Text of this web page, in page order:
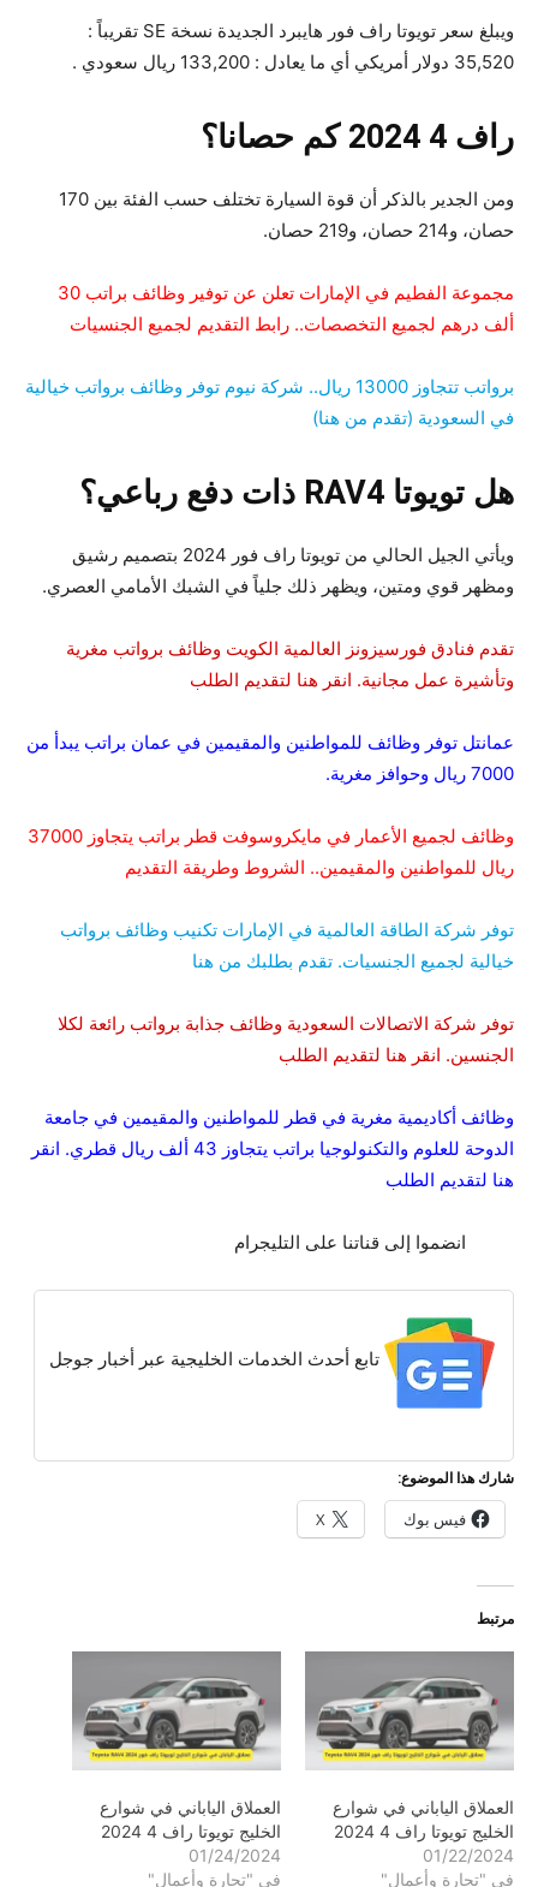
ويبلغ سعر تويوتا راف فور هايبرد الجديدة نسخة SE تقريباً :
35,520 دولار أمريكي أي ما يعادل : 133,200 ريال سعودي .
راف 4 2024 كم حصانا؟
ومن الجدير بالذكر أن قوة السيارة تختلف حسب الفئة بين 170
حصان، و214 حصان، و219 حصان.
مجموعة الفطيم في الإمارات تعلن عن توفير وظائف براتب 30
ألف درهم لجميع التخصصات.. رابط التقديم لجميع الجنسيات
برواتب تتجاوز 13000 ريال.. شركة نيوم توفر وظائف برواتب خيالية
في السعودية (تقدم من هنا)
هل تويوتا RAV4 ذات دفع رباعي؟
ويأتي الجيل الحالي من تويوتا راف فور 2024 بتصميم رشيق
ومظهر قوي ومتين، ويظهر ذلك جلياً في الشبك الأمامي العصري.
تقدم فنادق فورسيزونز العالمية الكويت وظائف برواتب مغرية
وتأشيرة عمل مجانية. انقر هنا لتقديم الطلب
عمانتل توفر وظائف للمواطنين والمقيمين في عمان براتب يبدأ من
7000 ريال وحوافز مغرية.
وظائف لجميع الأعمار في مايكروسوفت قطر براتب يتجاوز 37000
ريال للمواطنين والمقيمين.. الشروط وطريقة التقديم
توفر شركة الطاقة العالمية في الإمارات تكنيب وظائف برواتب
خيالية لجميع الجنسيات. تقدم بطلبك من هنا
توفر شركة الاتصالات السعودية وظائف جذابة برواتب رائعة لكلا
الجنسين. انقر هنا لتقديم الطلب
وظائف أكاديمية مغرية في قطر للمواطنين والمقيمين في جامعة
الدوحة للعلوم والتكنولوجيا براتب يتجاوز 43 ألف ريال قطري. انقر
هنا لتقديم الطلب
انضموا إلى قناتنا على التليجرام
تابع أحدث الخدمات الخليجية عبر أخبار جوجل
شارك هذا الموضوع:
فيس بوك X
مرتبط
العملاق الياباني في شوارع
الخليج تويوتا راف 4 2024
01/22/2024
في "تجارة وأعمال"
العملاق الياباني في شوارع
الخليج تويوتا راف 4 2024
01/24/2024
في "تجارة وأعمال"